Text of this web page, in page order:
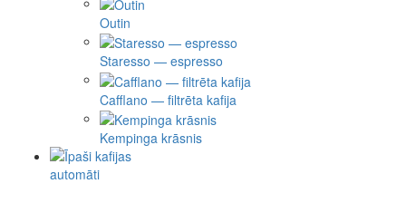
Outin
Staresso — espresso
Cafflano — filtrēta kafija
Kempinga krāsnis